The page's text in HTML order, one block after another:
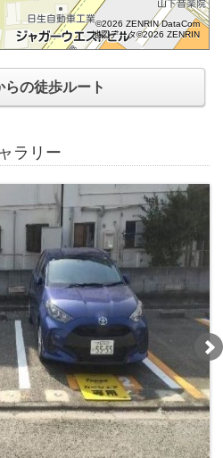
©2026 ZENRIN DataCom
地図データ©2026 ZENRIN
らの徒歩ルート
ラリー